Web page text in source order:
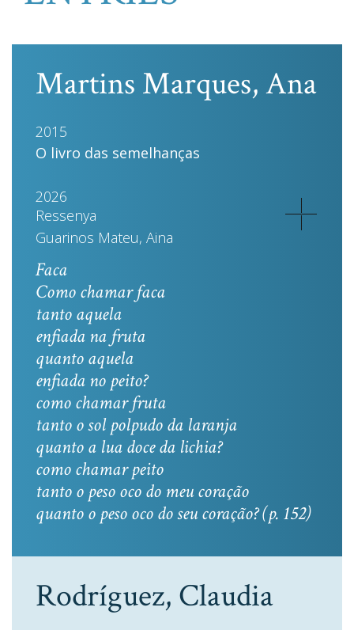
Martins Marques, Ana
2015
O livro das semelhanças
2026
Ressenya
Guarinos Mateu, Aina
Faca
Como chamar faca
tanto aquela
enfiada na fruta
quanto aquela
enfiada no peito?
como chamar fruta
tanto o sol polpudo da laranja
quanto a lua doce da lichia?
como chamar peito
tanto o peso oco do meu coração
quanto o peso oco do seu coração? (p. 152)
Rodríguez, Claudia